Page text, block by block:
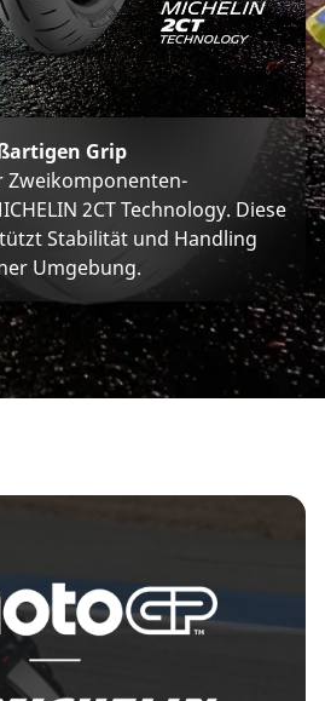
Grip
Zweikomponenten-
2CT Technology. Diese
Stabilität und Handling
Umgebung.